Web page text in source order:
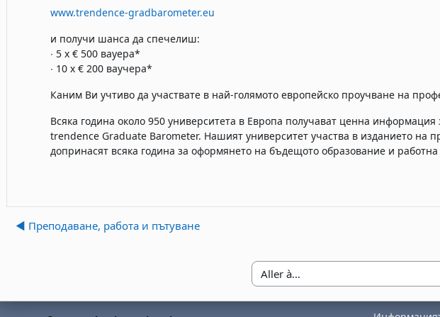
www.trendence-gradbarometer.eu
и получи шанса да спечелиш:
∙ 5 x € 500 вауера*
∙ 10 x € 200 ваучера*
Каним Ви учтиво да участвате в най-голямото европейско проучване на
Всяка година около 950 университета в Европа получават ценна
trendence Graduate Barometer. Нашият университет участва в изданието на
допринасят всяка година за оформянето на бъдещото образование и
◀︎ Преподаване, работа и пътуване
Aller à…